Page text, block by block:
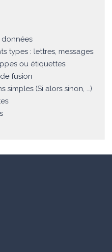
types : lettres, messages
ou étiquettes
fusion
simples (Si alors sinon, …)